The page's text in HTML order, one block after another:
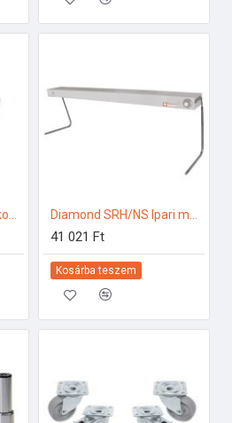
41 021 Ft
Kosárba teszem